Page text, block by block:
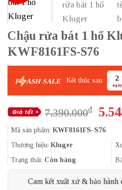
Chậu rửa bát 1 hố
KWF8161FS-S76
F ASH SALE Kết thúc sau 2
ngày
7.390.000₫
Giá
là:
Mã sản phẩm: KWF8161FS-S76
Thương hiệu: Kluger
Trạng thái: Còn hàng
Cam kết xuất xứ & bảo hành